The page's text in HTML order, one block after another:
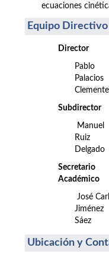
ecuaciones
Equipo Directivo
Director
Pablo
Palacios
Clemente
Subdirector
Manuel
Ruiz
Delgado
Secretario
Académico
José
Jiménez
Sáez
Ubicación y